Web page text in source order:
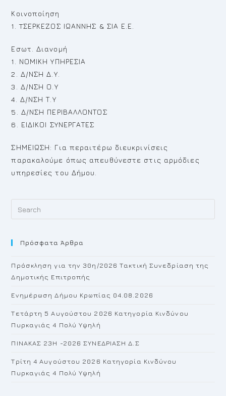
Κοινοποίηση
1. TΣΕΡΚΕΖΟΣ ΙΩΑΝΝΗΣ & ΣΙΑ Ε.Ε.
Εσωτ. Διανομή
1. ΝΟΜΙΚΗ ΥΠΗΡΕΣΙΑ
2. Δ/ΝΣΗ Δ.Υ.
3. Δ/ΝΣΗ Ο.Υ
4. Δ/ΝΣΗ Τ.Υ
5. Δ/ΝΣΗ ΠΕΡΙΒΑΛΛΟΝΤΟΣ
6. ΕΙΔΙΚΟΙ ΣΥΝΕΡΓΑΤΕΣ
ΣΗΜΕΙΩΣΗ: Για περαιτέρω διευκρινίσεις
παρακαλούμε όπως απευθύνεστε στις αρμόδιες
υπηρεσίες του Δήμου.
Πρόσφατα Άρθρα
Πρόσκληση για την 30η/2026 Τακτική Συνεδρίαση της
Δημοτικής Επιτροπής
Ενημέρωση Δήμου Κρωπίας 04.08.2026
Τετάρτη 5 Αυγούστου 2026 Κατηγορία Κινδύνου
Πυρκαγιάς 4 Πολύ Υψηλή
ΠΙΝΑΚΑΣ 23H -2026 ΣΥΝΕΔΡΙΑΣΗ Δ.Σ
Τρίτη 4 Αυγούστου 2026 Κατηγορία Κινδύνου
Πυρκαγιάς 4 Πολύ Υψηλή